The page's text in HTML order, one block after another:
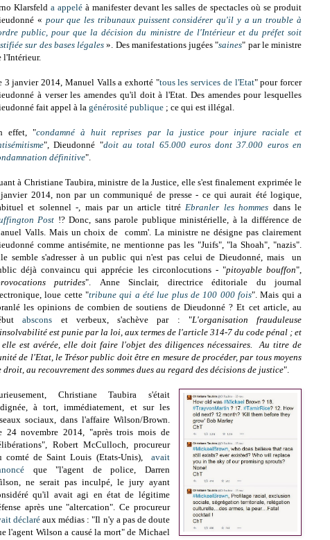
Klarsfeld a appeléà manifester devant les salles de spectacles où se produit
« pour que les tribunaux puissent considérer qu'il y a un trouble à
public, pour que la décision du ministre de l'Intérieur et du préfet soit
sur des bases légales». Des manifestations jugées "saines" par le ministre
l'Intérieur.
3 janvier 2014, Manuel Valls a exhorté "tous les services de l'Etat" pour forcer
à verser les amendes qu'il doit à l'Etat. Des amendes pour lesquelles
fait appel à lagénérosité publique ; ce qui est illégal.
effet, "condamné à huit reprises par la justice pour injure raciale et
", Dieudonné "doit au total 65.000 euros dont 37.000 euros en
définitive".
à Christiane Taubira, ministre de la Justice, elle s'est finalement exprimée le
2014, non par un communiqué de presse - ce qui aurait été logique,
et solennel -, mais par un article titréEbranler les hommes dans le
Post !? Donc, sans parole publique ministérielle, à la différence de
Valls. Mais un choix de comm'. La ministre ne désigne pas clairement
comme antisémite, ne mentionne pas les "Juifs", "la Shoah", "nazis".
semble s'adresser à un public qui n'est pas celui de Dieudonné, mais un
déjà convaincu qui apprécie les circonlocutions - "pitoyable bouffon",
putrides". Anne Sinclair, directrice éditoriale du journal
loue cette "tribune qui a été lue plus de 100 000 fois". Mais qui a
les opinions de combien de soutiens de Dieudonné ? Et cet article, au
abscons et verbeux, s'achève par : "L'organisation frauduleuse
est punie par la loi, aux termes de l'article 314-7 du code pénal ; et
est avérée, elle doit faire l'objet des diligences nécessaires. Au titre de
de l'Etat, le Trésor public doit être en mesure de procéder, par tous moyens
droit, au recouvrement des sommes dues au regard des décisions de justice".
Christiane Taubira s'était
à tort, immédiatement, et sur les
sociaux, dans l'affaire Wilson/Brown.
24 novembre 2014, "après trois mois de
Robert McCulloch, procureur
comté de Saint Louis (Etats-Unis), avait
que "l'agent de police, Darren
ne serait pas inculpé, le jury ayant
qu'il avait agi en état de légitime
après une "altercation". Ce procureur
déclaré aux médias : "Il n'y a pas de doute
l'agent Wilson a causé la mort" de Michael